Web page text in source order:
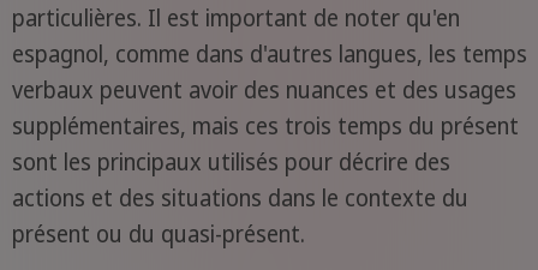
particulières. Il est important de noter qu'en
espagnol, comme dans d'autres langues, les temps
verbaux peuvent avoir des nuances et des usages
supplémentaires, mais ces trois temps du présent
sont les principaux utilisés pour décrire des
actions et des situations dans le contexte du
présent ou du quasi-présent.